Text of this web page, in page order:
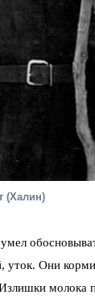
(Халин)
уток. Они
молока